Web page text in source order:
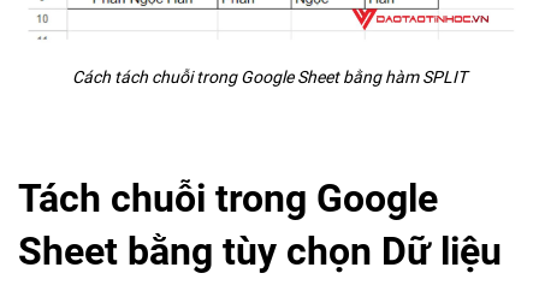
Cách tách chuỗi trong Google Sheet bằng hàm SPLIT
Tách chuỗi trong Google
Sheet bằng tùy chọn Dữ liệu